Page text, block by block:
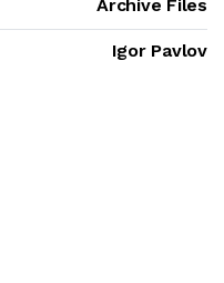
Archive Files
Igor Pavlov